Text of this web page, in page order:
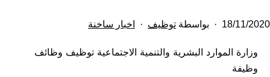
تم
في
18/11/2020 بواسطة توظيف
مصنف
اخبار ساخنة
وزارة الموارد البشرية والتنمية الاجتماعية توظيف وظائف
وظيفة